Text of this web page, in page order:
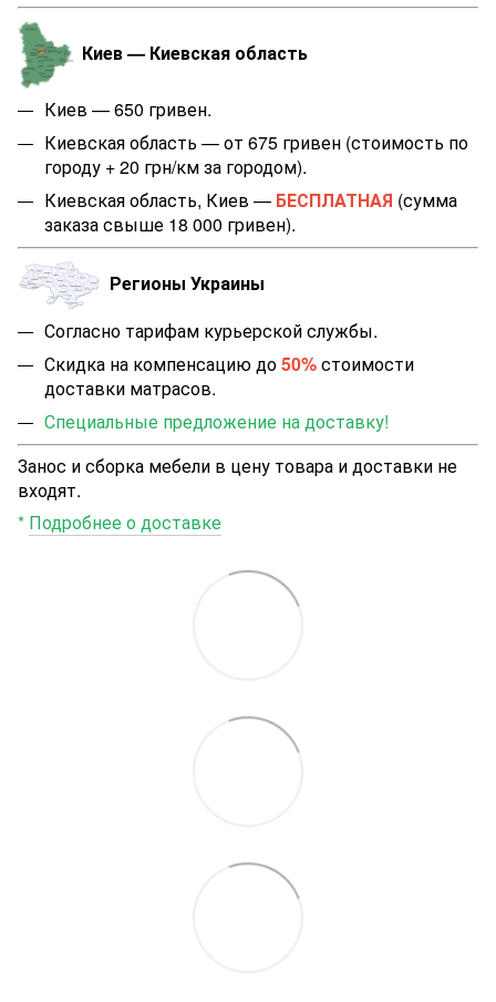
Киев — Киевская область
Киев — 650 гривен.
Киевская область — от 675 гривен (стоимость по
городу + 20 грн/км за городом).
Киевская область, Киев — БЕСПЛАТНАЯ (сумма
заказа свыше 18 000 гривен).
Регионы Украины
Согласно тарифам курьерской службы.
Скидка на компенсацию до50%стоимости
доставки матрасов.
Специальные предложение на доставку!
Занос и сборка мебели в цену товара и доставки не
входят.
* Подробнее о доставке